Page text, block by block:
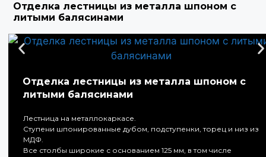
Отделка лестницы из металла шпоном с
литыми балясинами
Отделка лестницы из металла шпоном с
литыми балясинами
Лестница на металлокаркасе.
Ступени шпонированные дубом, подступенки, торец и низ из
МДФ.
Все столбы широкие с основанием 125 мм, в том числе